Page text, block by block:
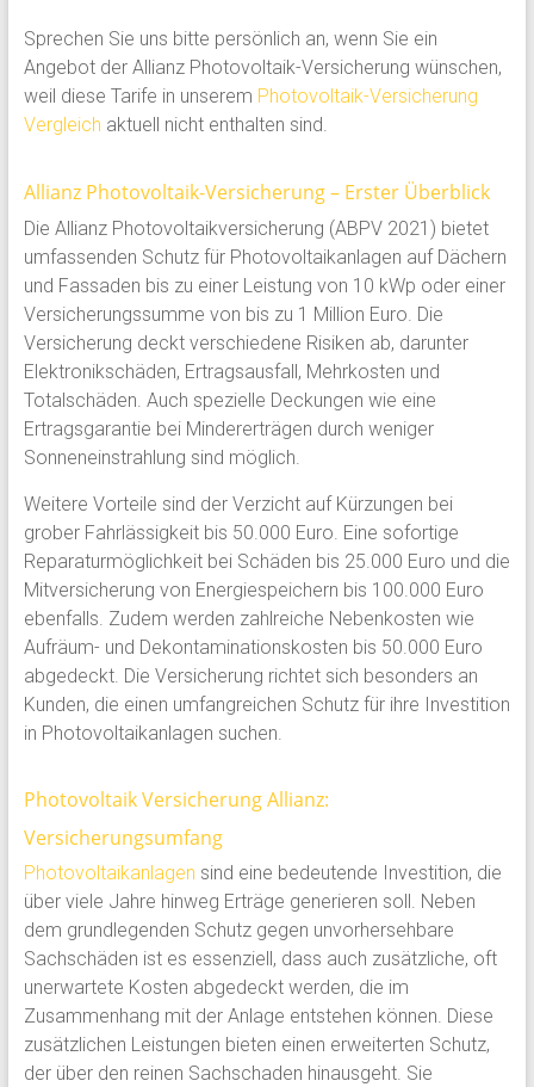
Sprechen Sie uns bitte persönlich an, wenn Sie ein
Angebot der Allianz Photovoltaik-Versicherung wünschen,
weil diese Tarife in unserem Photovoltaik-Versicherung
Vergleich aktuell nicht enthalten sind.
Allianz Photovoltaik-Versicherung – Erster Überblick
Die Allianz Photovoltaikversicherung (ABPV 2021) bietet
umfassenden Schutz für Photovoltaikanlagen auf Dächern
und Fassaden bis zu einer Leistung von 10 kWp oder einer
Versicherungssumme von bis zu 1 Million Euro. Die
Versicherung deckt verschiedene Risiken ab, darunter
Elektronikschäden, Ertragsausfall, Mehrkosten und
Totalschäden. Auch spezielle Deckungen wie eine
Ertragsgarantie bei Mindererträgen durch weniger
Sonneneinstrahlung sind möglich.
Weitere Vorteile sind der Verzicht auf Kürzungen bei
grober Fahrlässigkeit bis 50.000 Euro. Eine sofortige
Reparaturmöglichkeit bei Schäden bis 25.000 Euro und die
Mitversicherung von Energiespeichern bis 100.000 Euro
ebenfalls. Zudem werden zahlreiche Nebenkosten wie
Aufräum- und Dekontaminationskosten bis 50.000 Euro
abgedeckt. Die Versicherung richtet sich besonders an
Kunden, die einen umfangreichen Schutz für ihre Investition
in Photovoltaikanlagen suchen.
Photovoltaik Versicherung Allianz:
Versicherungsumfang
Photovoltaikanlagen sind eine bedeutende Investition, die
über viele Jahre hinweg Erträge generieren soll. Neben
dem grundlegenden Schutz gegen unvorhersehbare
Sachschäden ist es essenziell, dass auch zusätzliche, oft
unerwartete Kosten abgedeckt werden, die im
Zusammenhang mit der Anlage entstehen können. Diese
zusätzlichen Leistungen bieten einen erweiterten Schutz,
der über den reinen Sachschaden hinausgeht. Sie